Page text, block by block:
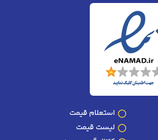
استعلام قیمت
لیست قیمت